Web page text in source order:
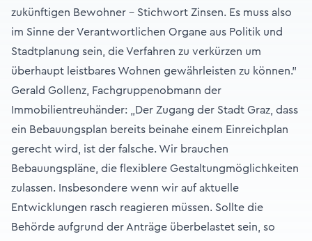
zukünftigen Bewohner – Stichwort Zinsen. Es muss also
im Sinne der Verantwortlichen Organe aus Politik und
Stadtplanung sein, die Verfahren zu verkürzen um
überhaupt leistbares Wohnen gewährleisten zu können."
Gerald Gollenz, Fachgruppenobmann der
Immobilientreuhänder: „Der Zugang der Stadt Graz, dass
ein Bebauungsplan bereits beinahe einem Einreichplan
gerecht wird, ist der falsche. Wir brauchen
Bebauungspläne, die flexiblere Gestaltungmöglichkeiten
zulassen. Insbesondere wenn wir auf aktuelle
Entwicklungen rasch reagieren müssen. Sollte die
Behörde aufgrund der Anträge überbelastet sein, so